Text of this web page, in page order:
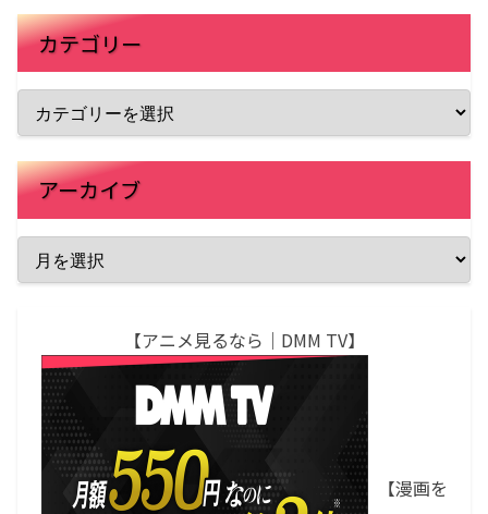
カテゴリー
アーカイブ
【アニメ見るなら｜DMM TV】
【漫画を